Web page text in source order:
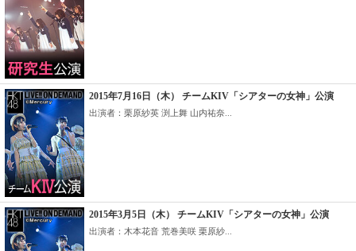
2015年7月16日（木） チームKIV「シアターの女神」公演
出演者：栗原紗英 渕上舞 山内祐奈...
2015年3月5日（木） チームKIV「シアターの女神」公演
出演者：木本花音 荒巻美咲 栗原紗...